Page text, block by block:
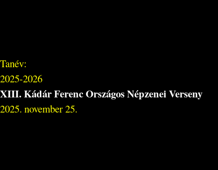
Tanév:
2025-2026
XIII. Kádár Ferenc Országos Népzenei Verseny
2025. november 25.